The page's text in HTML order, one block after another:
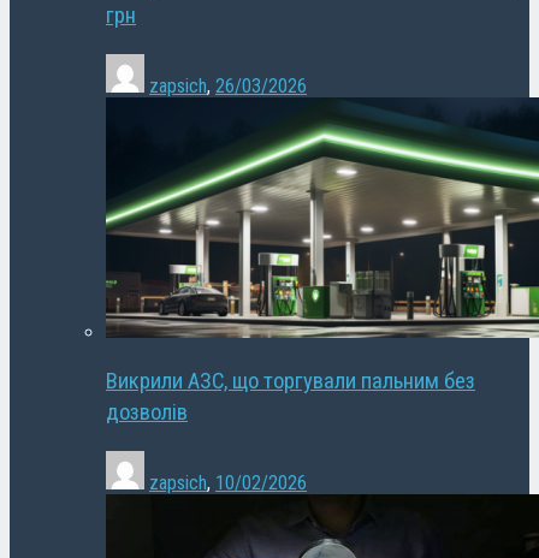
грн
zapsich, 26/03/2026
Викрили АЗС, що торгували пальним без
дозволів
zapsich, 10/02/2026